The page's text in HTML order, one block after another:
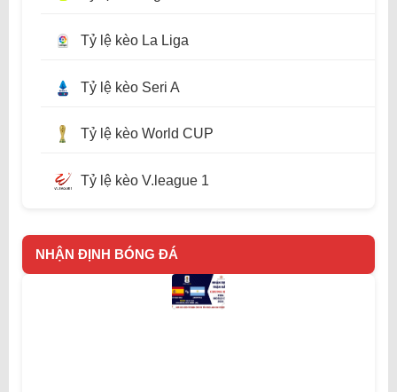
Tỷ lệ kèo La Liga
Tỷ lệ kèo Seri A
Tỷ lệ kèo World CUP
Tỷ lệ kèo V.league 1
NHẬN ĐỊNH BÓNG ĐÁ